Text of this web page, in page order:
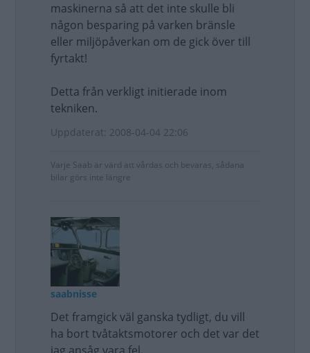
maskinerna så att det inte skulle bli
någon besparing på varken bränsle
eller miljöpåverkan om de gick över till
fyrtakt!
Detta från verkligt initierade inom
tekniken.
Uppdaterat: 2008-04-04 22:06
Varje Saab är värd att vårdas och bevaras, sådana
bilar görs inte längre
saabnisse
Det framgick väl ganska tydligt, du vill
ha bort tvåtaktsmotorer och det var det